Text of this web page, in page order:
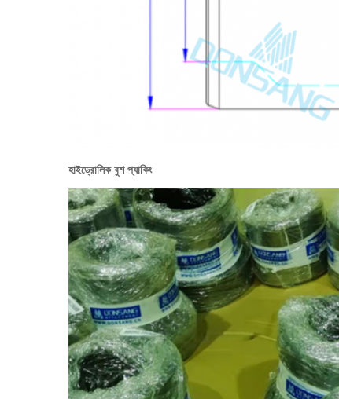
হাইড্রোলিক বুশ প্যাকিং